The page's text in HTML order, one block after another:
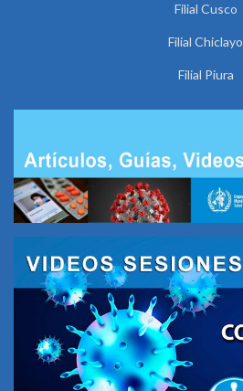
Filial Cusco
Filial Chiclayo
Filial Piura